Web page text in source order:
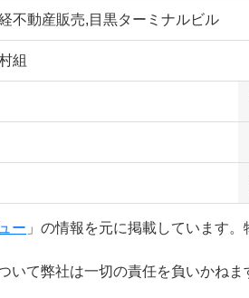
不動産販売,目黒ターミナルビル
組
ー 」の情報を元に掲載しています
いて弊社は一切の責任を負いかねま